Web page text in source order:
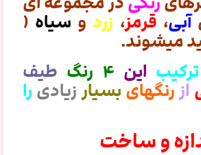
آبی، قرمز، زردو سیاه(
میشوند.
ترکیب این ۴ رنگ طیف
ازرنگهای بسیارزیادی را
و ساخت